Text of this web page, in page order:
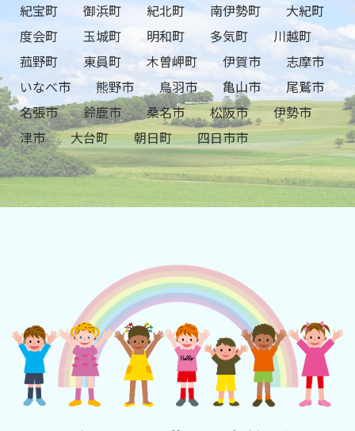
紀宝町
御浜町 紀北町 南伊勢町
大紀町
度会町
玉城町 明和町 多気町
川越町
菰野町
東員町 木曽岬町 伊賀市
志摩市
いなべ市
熊野市 鳥羽市 亀山市
尾鷲市
名張市
鈴鹿市 桑名市 松阪市
伊勢市
津市
大台町 朝日町 四日市市